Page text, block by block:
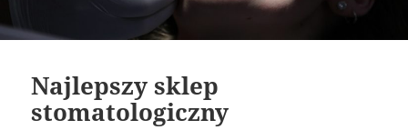
Najlepszy sklep
stomatologiczny